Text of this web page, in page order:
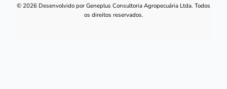
© 2026 Desenvolvido por Geneplus Consultoria Agropecuária Ltda. Todos
os direitos reservados.